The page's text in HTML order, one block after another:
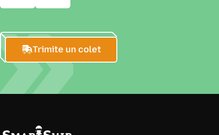
Trimite un colet